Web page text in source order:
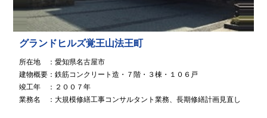
グランドヒルズ覚王山法王町
所在地 ：愛知県名古屋市
建物概要：鉄筋コンクリート造・７階・３棟・１０６戸
竣工年 ：２００７年
業務名 ：大規模修繕工事コンサルタント業務、長期修繕計画見直し